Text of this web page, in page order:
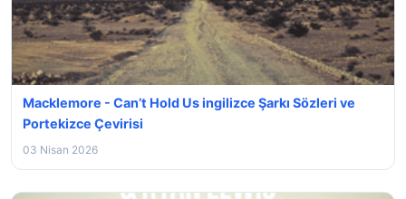
Macklemore - Can’t Hold Us ingilizce Şarkı Sözleri ve
Portekizce Çevirisi
03 Nisan 2026